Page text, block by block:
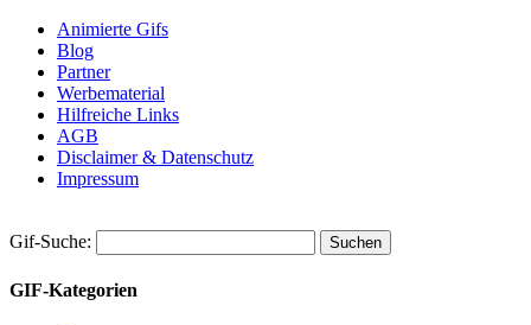
Animierte Gifs
Blog
Partner
Werbematerial
Hilfreiche Links
AGB
Disclaimer & Datenschutz
Impressum
Gif-Suche:
GIF-Kategorien